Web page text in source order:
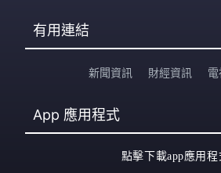
有用連結
新聞資訊 財經資訊
App 應用程式
點擊下載app應用程